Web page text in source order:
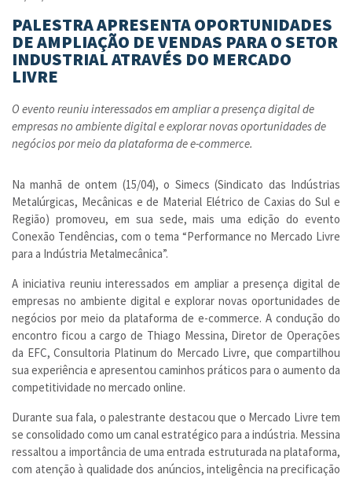
PALESTRA APRESENTA OPORTUNIDADES
DE AMPLIAÇÃO DE VENDAS PARA O SETOR
INDUSTRIAL ATRAVÉS DO MERCADO
LIVRE
O evento reuniu interessados em ampliar a presença digital de
empresas no ambiente digital e explorar novas oportunidades de
negócios por meio da plataforma de e-commerce.
Na manhã de ontem (15/04), o Simecs (Sindicato das Indústrias
Metalúrgicas, Mecânicas e de Material Elétrico de Caxias do Sul e
Região) promoveu, em sua sede, mais uma edição do evento
Conexão Tendências, com o tema “Performance no Mercado Livre
para a Indústria Metalmecânica”.
A iniciativa reuniu interessados em ampliar a presença digital de
empresas no ambiente digital e explorar novas oportunidades de
negócios por meio da plataforma de e-commerce. A condução do
encontro ficou a cargo de Thiago Messina, Diretor de Operações
da EFC, Consultoria Platinum do Mercado Livre, que compartilhou
sua experiência e apresentou caminhos práticos para o aumento da
competitividade no mercado online.
Durante sua fala, o palestrante destacou que o Mercado Livre tem
se consolidado como um canal estratégico para a indústria. Messina
ressaltou a importância de uma entrada estruturada na plataforma,
com atenção à qualidade dos anúncios, inteligência na precificação